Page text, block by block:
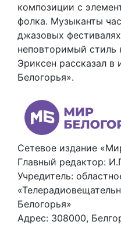
композиции с
фолка. Музыканты
джазовых
неповторимый стиль
Эриксен рассказал
Белогорья».
Сетевое издание
Главный редактор:
Учредитель:
Белогорья»
Адрес: 308000,